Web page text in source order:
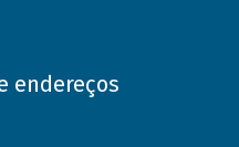
endereços